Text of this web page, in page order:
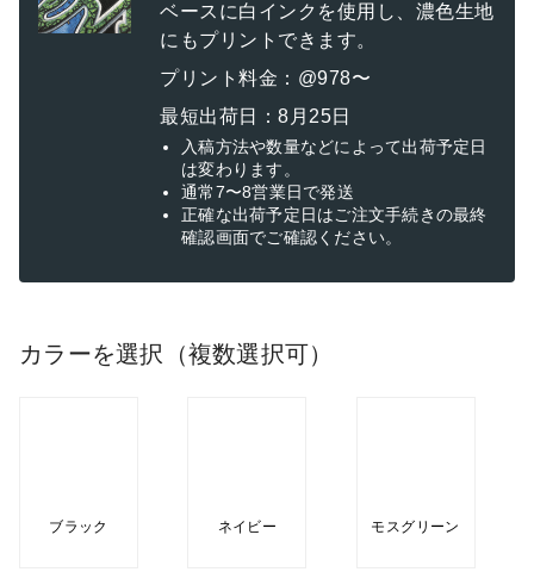
ベースに白インクを使用し、濃色生地
にもプリントできます。
プリント料金：@978〜
最短出荷日：8月25日
入稿方法や数量などによって出荷予定日
は変わります。
通常7〜8営業日で発送
正確な出荷予定日はご注文手続きの最終
確認画面でご確認ください。
カラーを選択（複数選択可）
ブラック ネイビー モスグリーン